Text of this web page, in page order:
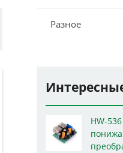
Разное
HW-